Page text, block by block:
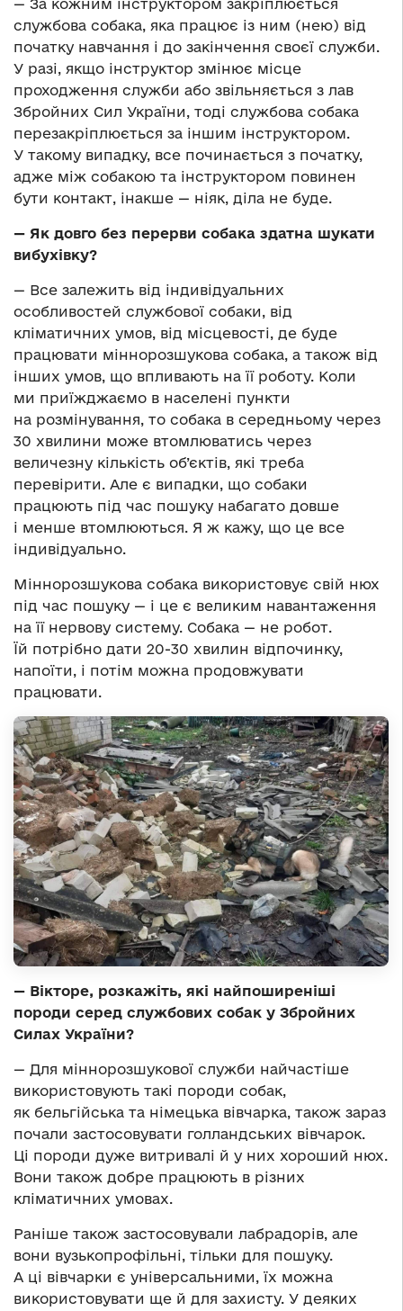
— За кожним інструктором закріплюється
службова собака, яка працює із ним (нею) від
початку навчання і до закінчення своєї служби.
У разі, якщо інструктор змінює місце
проходження служби або звільняється з лав
Збройних Сил України, тоді службова собака
перезакріплюється за іншим інструктором.
У такому випадку, все починається з початку,
адже між собакою та інструктором повинен
бути контакт, інакше — ніяк, діла не буде.
— Як довго без перерви собака здатна шукати
вибухівку?
— Все залежить від індивідуальних
особливостей службової собаки, від
кліматичних умов, від місцевості, де буде
працювати міннорозшукова собака, а також від
інших умов, що впливають на її роботу. Коли
ми приїжджаємо в населені пункти
на розмінування, то собака в середньому через
30 хвилини може втомлюватись через
величезну кількість об’єктів, які треба
перевірити. Але є випадки, що собаки
працюють під час пошуку набагато довше
і менше втомлюються. Я ж кажу, що це все
індивідуально.
Міннорозшукова собака використовує свій нюх
під час пошуку — і це є великим навантаження
на її нервову систему. Собака — не робот.
Їй потрібно дати 20-30 хвилин відпочинку,
напоїти, і потім можна продовжувати
працювати.
— Вікторе, розкажіть, які найпоширеніші
породи серед службових собак у Збройних
Силах України?
— Для міннорозшукової служби найчастіше
використовують такі породи собак,
як бельгійська та німецька вівчарка, також зараз
почали застосовувати голландських вівчарок.
Ці породи дуже витривалі й у них хороший нюх.
Вони також добре працюють в різних
кліматичних умовах.
Раніше також застосовували лабрадорів, але
вони вузькопрофільні, тільки для пошуку.
А ці вівчарки є універсальними, їх можна
використовувати ще й для захисту. У деяких